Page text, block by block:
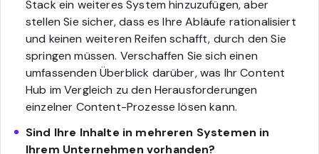
Stack ein weiteres System hinzuzufügen, aber
stellen Sie sicher, dass es Ihre Abläufe rationalisiert
und keinen weiteren Reifen schafft, durch den Sie
springen müssen. Verschaffen Sie sich einen
umfassenden Überblick darüber, was Ihr Content
Hub im Vergleich zu den Herausforderungen
einzelner Content-Prozesse lösen kann.
Sind Ihre Inhalte in mehreren Systemen in
Ihrem Unternehmen vorhanden?